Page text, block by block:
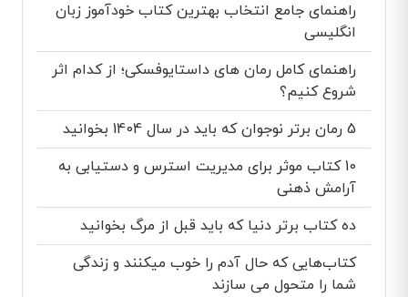
راهنمای جامع انتخاب بهترین کتاب خودآموز زبان
انگلیسی
راهنمای کامل رمان های داستایوفسکی؛ از کدام اثر
شروع کنیم؟
5 رمان برتر نوجوان که باید در سال 1404 بخوانید
10 کتاب موثر برای مدیریت استرس و دستیابی به
آرامش ذهنی
ده کتاب برتر دنیا که باید قبل از مرگ بخوانید
کتاب‌هایی که حال آدم را خوب میکنند و زندگی
شما را متحول می سازند